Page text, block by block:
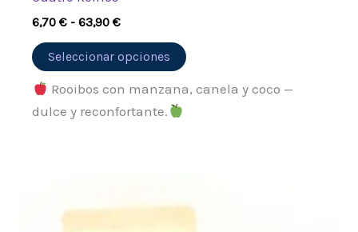
6,70€ - 63,90€
Seleccionar opciones
Rooibos con manzana, canela y coco —
dulce y reconfortante.
precios:
producto